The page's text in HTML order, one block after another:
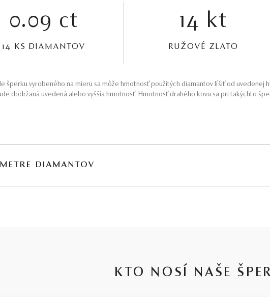
0.09 ct
14 KS DIAMANTOV
14 kt
RUŽOVÉ ZLATO
šperku vyrobeného na mieru sa môže hmotnosť použitých diamantov líšiť od uvedenej
dodržaná uvedená alebo vyššia hmotnosť. Hmotnosť drahého kovu sa pri takýchto
DIAMANTOV
KTO NOSÍ NAŠE